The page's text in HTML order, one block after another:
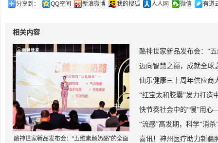
分享到： QQ空间 新浪微博 我的搜狐 人人网 微信 有道
相关内容
酪神世家新品发布会：“五维素颜奶酪”的全面
酪神世家新品发布会：“
迈向智慧之巅，成就全球
仙乐健康三十周年供应商
“红宝太和胶囊”发力打造
快节奏社会中的“慢”用
“流感”高发期，科学“消杀
喜讯！神州医疗助力新疆